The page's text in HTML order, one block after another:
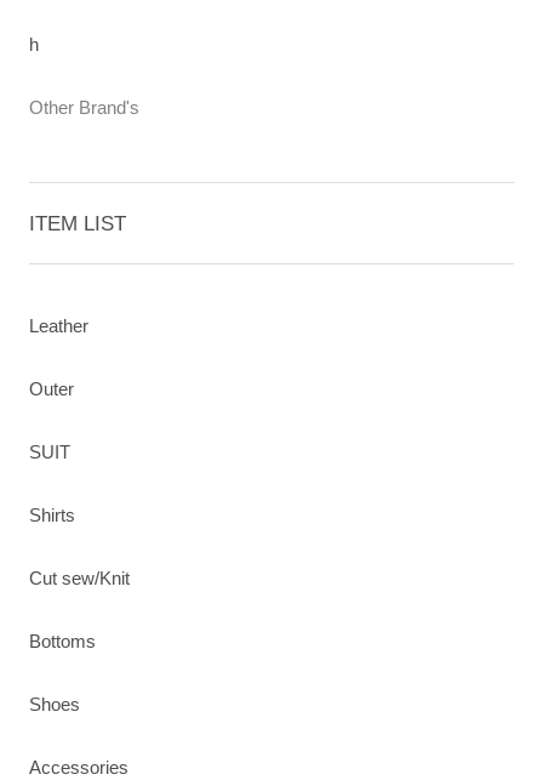
h
Other Brand's
ITEM LIST
Leather
Outer
SUIT
Shirts
Cut sew/Knit
Bottoms
Shoes
Accessories